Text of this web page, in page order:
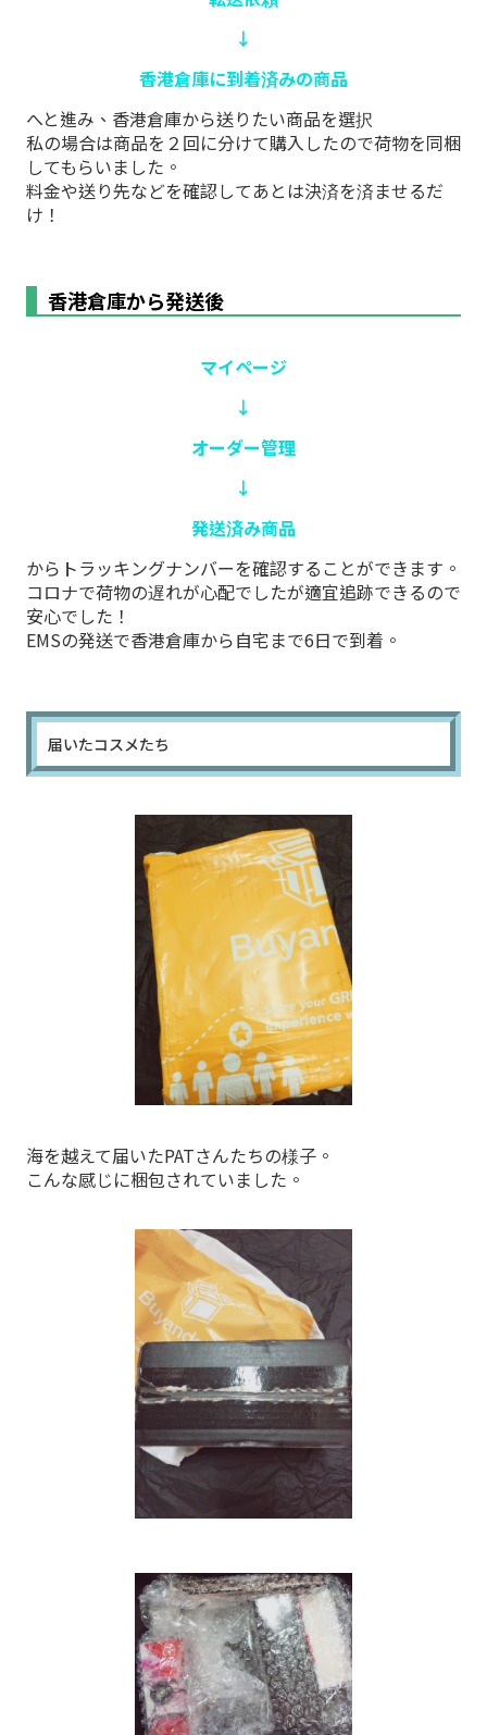
↓
香港倉庫に到着済みの商品
へと進み、香港倉庫から送りたい商品を選択
私の場合は商品を２回に分けて購入したので荷物を同梱
してもらいました。
料金や送り先などを確認してあとは決済を済ませるだ
け！
香港倉庫から発送後
マイページ
↓
オーダー管理
↓
発送済み商品
からトラッキングナンバーを確認することができます。
コロナで荷物の遅れが心配でしたが適宜追跡できるので
安心でした！
EMSの発送で香港倉庫から自宅まで6日で到着。
届いたコスメたち
海を越えて届いたPATさんたちの様子。
こんな感じに梱包されていました。